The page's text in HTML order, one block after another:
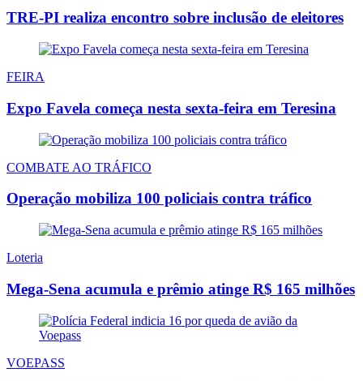
TRE-PI realiza encontro sobre inclusão de eleitores
FEIRA
Expo Favela começa nesta sexta-feira em Teresina
COMBATE AO TRÁFICO
Operação mobiliza 100 policiais contra tráfico
Loteria
Mega-Sena acumula e prêmio atinge R$ 165 milhões
VOEPASS